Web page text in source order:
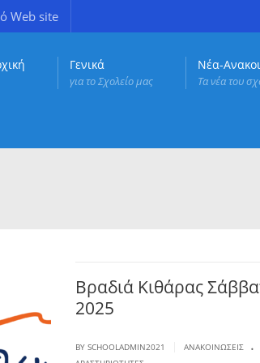
Web site
Γενικά
για το Σχολείο μας
Νέα-
Τα νέα του
Βραδιά Κιθάρας
2025
BY SCHOOLADMIN2021 ΑΝΑΚΟΙΝΏΣΕΙΣ .